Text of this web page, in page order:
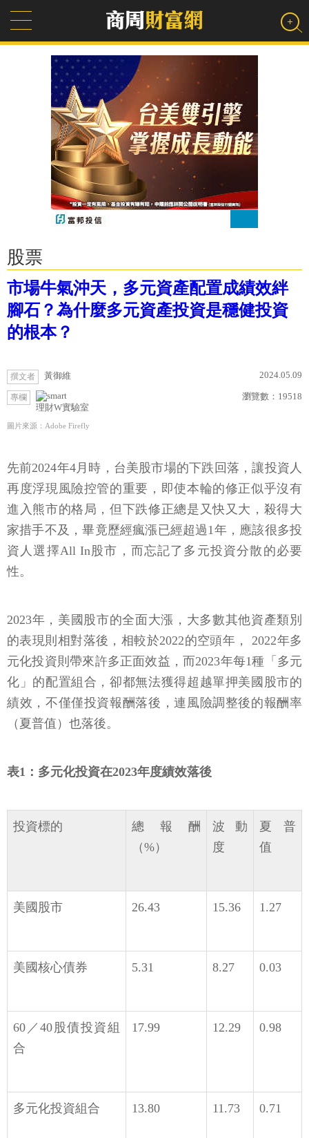
股票
市場牛氣沖天，多元資產配置成績效絆
腳石？為什麼多元資產投資是穩健投資
的根本？
撰文者 黃御維 2024.05.09
專欄
理財W實驗室
瀏覽數： 19518
圖片來源：Adobe Firefly
先前2024年4月時，台美股市場的下跌回落，讓投資人
再度浮現風險控管的重要，即使本輪的修正似乎沒有
進入熊市的格局，但下跌修正總是又快又大，殺得大
家措手不及，畢竟歷經瘋漲已經超過1年，應該很多投
資人選擇All In股市，而忘記了多元投資分散的必要
性。
2023年，美國股市的全面大漲，大多數其他資產類別
的表現則相對落後，相較於2022的空頭年， 2022年多
元化投資則帶來許多正面效益，而2023年每1種「多元
化」的配置組合，卻都無法獲得超越單押美國股市的
績效，不僅僅投資報酬落後，連風險調整後的報酬率
（夏普值）也落後。
表1：多元化投資在2023年度績效落後
投資標的
總報酬
（%）
波動
度
夏普
值
美國股市 26.43 15.36 1.27
美國核心債券 5.31 8.27 0.03
60／40股債投資組
合
17.99 12.29 0.98
多元化投資組合 13.80 11.73 0.71